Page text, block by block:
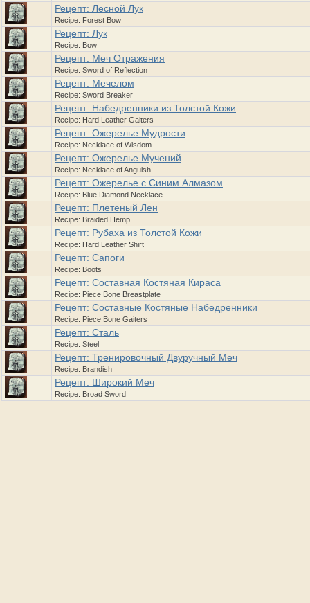
Рецепт: Лесной Лук
Recipe: Forest Bow
Рецепт: Лук
Recipe: Bow
Рецепт: Меч Отражения
Recipe: Sword of Reflection
Рецепт: Мечелом
Recipe: Sword Breaker
Рецепт: Набедренники из Толстой Кожи
Recipe: Hard Leather Gaiters
Рецепт: Ожерелье Мудрости
Recipe: Necklace of Wisdom
Рецепт: Ожерелье Мучений
Recipe: Necklace of Anguish
Рецепт: Ожерелье с Синим Алмазом
Recipe: Blue Diamond Necklace
Рецепт: Плетеный Лен
Recipe: Braided Hemp
Рецепт: Рубаха из Толстой Кожи
Recipe: Hard Leather Shirt
Рецепт: Сапоги
Recipe: Boots
Рецепт: Составная Костяная Кираса
Recipe: Piece Bone Breastplate
Рецепт: Составные Костяные Набедренники
Recipe: Piece Bone Gaiters
Рецепт: Сталь
Recipe: Steel
Рецепт: Тренировочный Двуручный Меч
Recipe: Brandish
Рецепт: Широкий Меч
Recipe: Broad Sword